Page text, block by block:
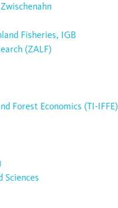
Fisheries, IGB
(ZALF)
Forest Economics (TI-IFFE)
Sciences